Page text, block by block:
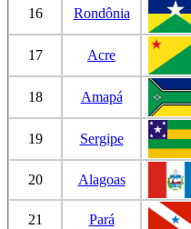
16 Rondônia
17 Acre
18 Amapá
19 Sergipe
20 Alagoas
21 Pará